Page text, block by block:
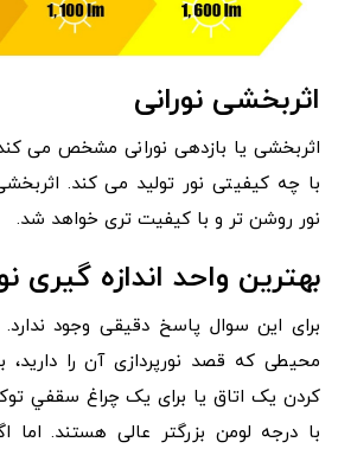
اثربخشی نورانی
اثربخشی یا بازدهی نورانی مشخص می
با چه کیفیتی نور تولید می کند.
نور روشن تر و با کیفیت تری خواهد شد.
بهترین واحد اندازه گیری
برای این سوال پاسخ دقیقی وجود
محیطی که قصد نورپردازی آن را دارید،
کردن یک اتاق یا برای یک چراغ سقفي
با درجه لومن بزرگتر عالی هستند. اما